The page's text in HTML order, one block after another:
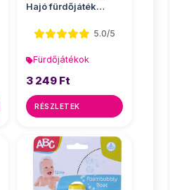
Hajó fürdőjáték
v...
5.0/5
Fürdőjátékok
3 249 Ft
RÉSZLETEK